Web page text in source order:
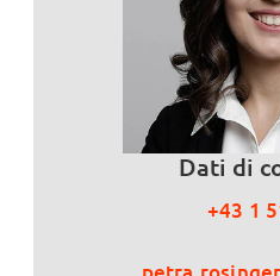
Dati di
+43 1